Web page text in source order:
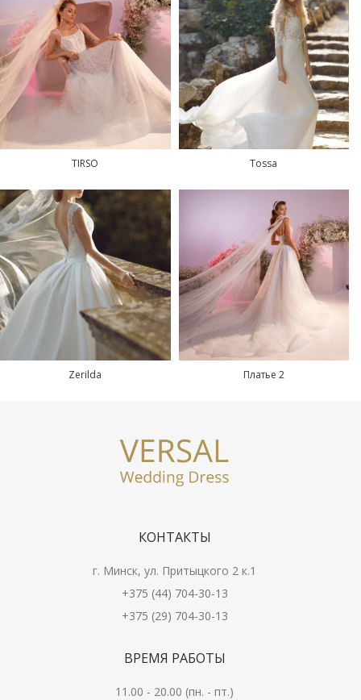
TIRSO Tossa
Zerilda Платье 2
КОНТАКТЫ
г. Минск, ул. Притыцкого 2 к.1
+375 (44) 704-30-13
+375 (29) 704-30-13
ВРЕМЯ РАБОТЫ
11.00 - 20.00 (пн. - пт.)